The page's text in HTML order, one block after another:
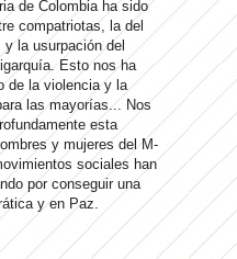
de Colombia ha sido
compatriotas, la del
la usurpación del
Esto nos ha
de la violencia y la
las mayorías... Nos
esta
y mujeres del M-
sociales han
por conseguir una
y en Paz.